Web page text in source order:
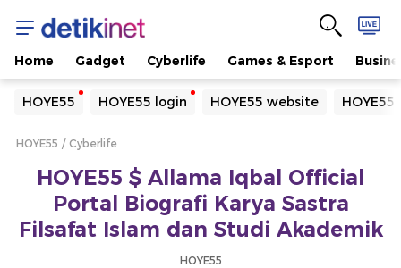
Home Gadget Cyberlife Games & Esport
HOYE55 HOYE55 login HOYE55 website
Yang sedang ramai dicari
Loading...
Loading...
HOYE55 Cyberlife
HOYE55 $ Allama Iqbal Official
Portal Biografi Karya Sastra
Filsafat Islam dan Studi Akademik
HOYE55